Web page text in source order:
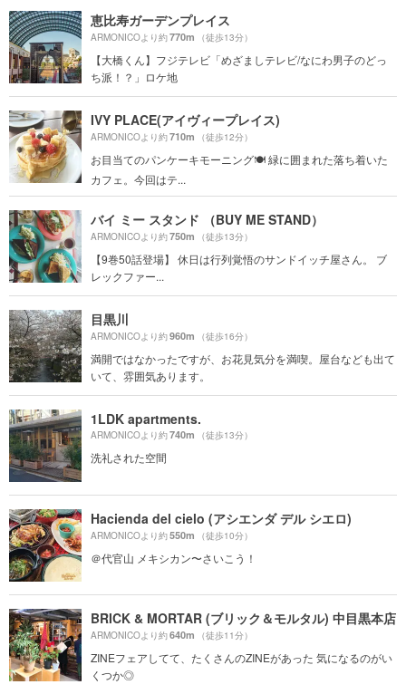
恵比寿ガーデンプレイス
ARMONICOより約770m （徒歩13分）
【大橋くん】フジテレビ「めざましテレビ/なにわ男子のどっ
ち派！？」ロケ地
IVY PLACE(アイヴィープレイス)
ARMONICOより約710m （徒歩12分）
お目当てのパンケーキモーニング🍽 緑に囲まれた落ち着いた
カフェ。今回はテ...
バイ ミー スタンド （BUY ME STAND）
ARMONICOより約750m （徒歩13分）
【9巻50話登場】 休日は行列覚悟のサンドイッチ屋さん。 ブ
レックファー...
目黒川
ARMONICOより約960m （徒歩16分）
満開ではなかったですが、お花見気分を満喫。屋台なども出て
いて、雰囲気あります。
1LDK apartments.
ARMONICOより約740m （徒歩13分）
洗礼された空間
Hacienda del cielo (アシエンダ デル シエロ)
ARMONICOより約550m （徒歩10分）
＠代官山 メキシカン〜さいこう！
BRICK & MORTAR (ブリック＆モルタル) 中目黒本店
ARMONICOより約640m （徒歩11分）
ZINEフェアしてて、たくさんのZINEがあった 気になるのがい
くつか◎